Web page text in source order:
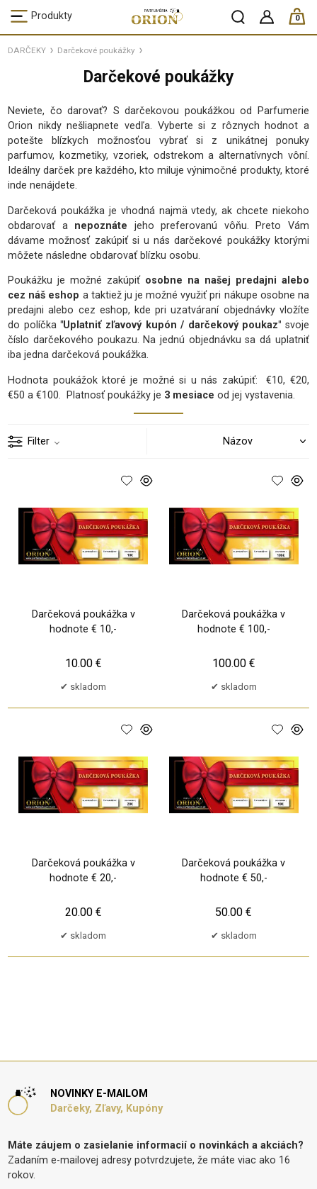
Produkty 0
ks /
DARČEKY Darčekové poukážky
Darčekové poukážky
Neviete, čo darovať? S darčekovou poukážkou od Parfumerie
Orion nikdy nešliapnete vedľa. Vyberte si z rôznych hodnot a
potešte blízkych možnosťou vybrať si z unikátnej ponuky
parfumov, kozmetiky, vzoriek, odstrekom a alternatívnych vôní.
Ideálny darček pre každého, kto miluje výnimočné produkty, ktoré
inde nenájdete.
Darčeková poukážka je vhodná najmä vtedy, ak chcete niekoho
obdarovať a nepoznáte jeho preferovanú vôňu. Preto Vám
dávame možnosť zakúpiť si u nás darčekové poukážky ktorými
môžete následne obdarovať blízku osobu.
Poukážku je možné zakúpiťosobne na našej predajni alebo
cez náš eshop a taktiež ju je možné využiť pri nákupe osobne na
predajni alebo cez eshop, kde pri uzatváraní objednávky vložíte
do políčka"Uplatniť zľavový kupón / darčekový poukaz" svoje
číslo darčekového poukazu. Na jednú objednávku sa dá uplatniť
iba jedna darčeková poukážka.
Hodnota poukážok ktoré je možné si u nás zakúpiť: €10, €20,
€50 a €100. Platnosť poukážky je 3 mesiace od jej vystavenia.
Filter
Darčeková poukážka v
hodnote € 10,-
skladom
10.00 €
Darčeková poukážka v
hodnote € 100,-
skladom
100.00 €
Darčeková poukážka v
hodnote € 20,-
skladom
20.00 €
Darčeková poukážka v
hodnote € 50,-
skladom
50.00 €
NOVINKY E-MAILOM
Darčeky, Zľavy, Kupóny
Máte záujem o zasielanie informacií o novinkách a akciách?
Zadaním e-mailovej adresy potvrdzujete, že máte viac ako 16
rokov.